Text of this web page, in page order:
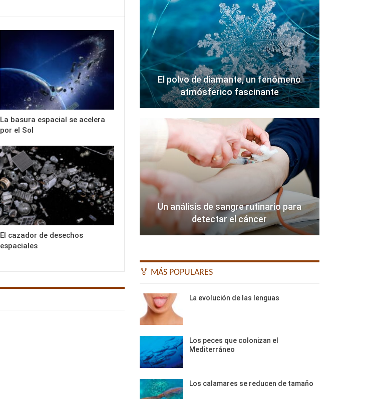
La basura espacial se acelera
por el Sol
El cazador de desechos
espaciales
El polvo de diamante, un fenómeno
atmósferico fascinante
Un análisis de sangre rutinario para
detectar el cáncer
🏅 MÁS POPULARES
La evolución de las lenguas
Los peces que colonizan el
Mediterráneo
Los calamares se reducen de tamaño